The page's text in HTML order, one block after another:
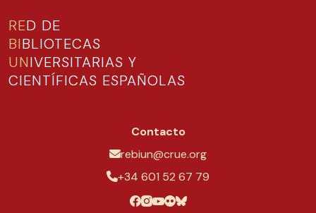
RED DE
BIBLIOTECAS
UNIVERSITARIAS Y
CIENTÍFICAS ESPAÑOLAS
Contacto
rebiun@crue.org
+34 601 52 67 79